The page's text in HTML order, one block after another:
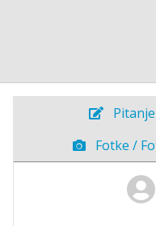
Fotke /